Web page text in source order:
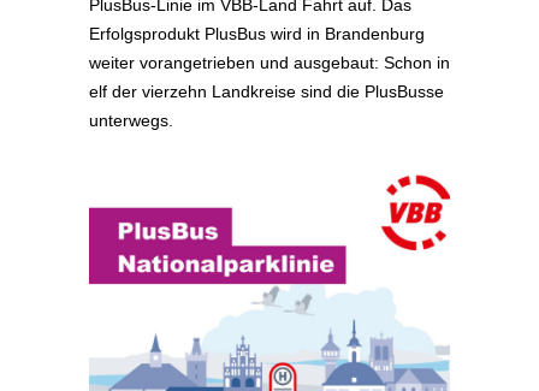
PlusBus-Linie im VBB-Land Fahrt auf. Das
Erfolgsprodukt PlusBus wird in Brandenburg
weiter vorangetrieben und ausgebaut: Schon in
elf der vierzehn Landkreise sind die PlusBusse
unterwegs.